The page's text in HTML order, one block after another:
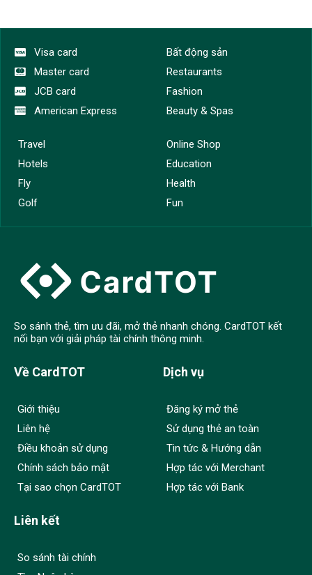
Visa card
Master card
JCB card
American Express
Bất động sản
Restaurants
Fashion
Beauty & Spas
Travel
Hotels
Fly
Golf
Online Shop
Education
Health
Fun
So sánh thẻ, tìm ưu đãi, mở thẻ nhanh chóng. CardTOT kết
nối bạn với giải pháp tài chính thông minh.
Về CardTOT
Giới thiệu
Liên hệ
Điều khoản sử dụng
Chính sách bảo mật
Tại sao chọn CardTOT
Dịch vụ
Đăng ký mở thẻ
Sử dụng thẻ an toàn
Tin tức & Hướng dẫn
Hợp tác với Merchant
Hợp tác với Bank
Liên kết
So sánh tài chính